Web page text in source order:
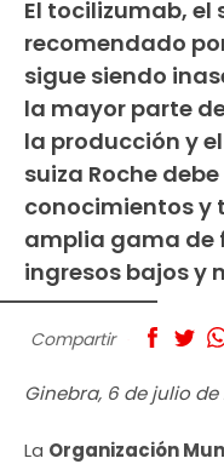
El tocilizumab,
recomendado
sigue siendo
la mayor parte
la producción y
suiza Roche
conocimientos y
amplia gama de
ingresos bajos y
Compartir
Ginebra, 6 de julio de
La Organización